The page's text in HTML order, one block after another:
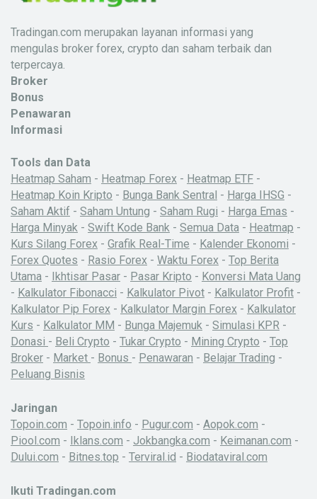
Tradingan.com merupakan layanan informasi yang
mengulas broker forex, crypto dan saham terbaik dan
terpercaya.
Broker
Bonus
Penawaran
Informasi
Tools dan Data
Heatmap Saham - Heatmap Forex - Heatmap ETF -
Heatmap Koin Kripto - Bunga Bank Sentral - Harga IHSG -
Saham Aktif - Saham Untung - Saham Rugi - Harga Emas -
Harga Minyak - Swift Kode Bank - Semua Data - Heatmap -
Kurs Silang Forex - Grafik Real-Time - Kalender Ekonomi -
Forex Quotes - Rasio Forex - Waktu Forex - Top Berita
Utama - Ikhtisar Pasar - Pasar Kripto - Konversi Mata Uang
- Kalkulator Fibonacci - Kalkulator Pivot - Kalkulator Profit -
Kalkulator Pip Forex - Kalkulator Margin Forex - Kalkulator
Kurs - Kalkulator MM - Bunga Majemuk - Simulasi KPR -
Donasi - Beli Crypto - Tukar Crypto - Mining Crypto - Top
Broker - Market - Bonus - Penawaran - Belajar Trading -
Peluang Bisnis
Jaringan
Topoin.com - Topoin.info - Pugur.com - Aopok.com -
Piool.com - Iklans.com - Jokbangka.com - Keimanan.com -
Dului.com - Bitnes.top - Terviral.id - Biodataviral.com
Ikuti Tradingan.com